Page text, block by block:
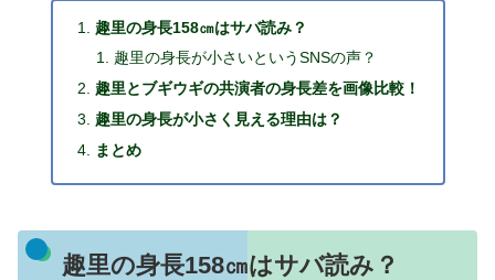
趣里の身長158㎝はサバ読み？
趣里の身長が小さいというSNSの声？
趣里とブギウギの共演者の身長差を画像比較！
趣里の身長が小さく見える理由は？
まとめ
趣里の身長158㎝はサバ読み？